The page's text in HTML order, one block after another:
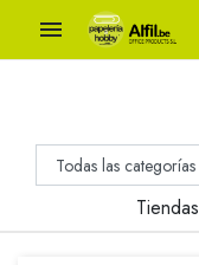

Tiendas